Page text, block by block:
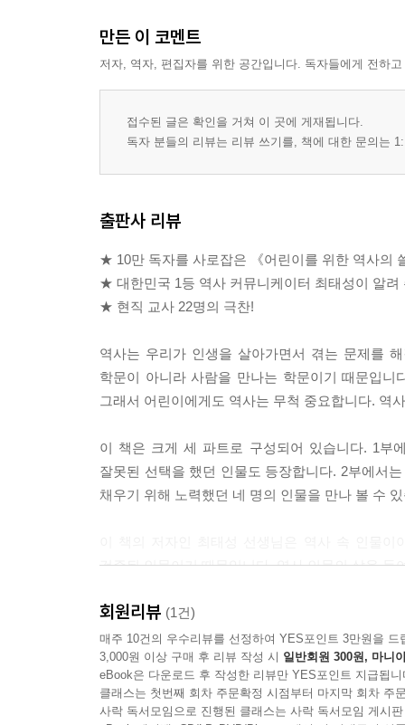
만든 이 코멘트
저자, 역자, 편집자를 위한 공간입니다. 독자들에게 전하
접수된 글은 확인을 거쳐 이 곳에 게재됩니다.
독자 분들의 리뷰는 리뷰 쓰기를, 책에 대한 문의는
출판사 리뷰
★ 10만 독자를 사로잡은 《어린이를 위한 역사의
★ 대한민국 1등 역사 커뮤니케이터 최태성이 알려
★ 현직 교사 22명의 극찬!
역사는 우리가 인생을 살아가면서 겪는 문제를
학문이 아니라 사람을 만나는 학문이기 때문입
그래서 어린이에게도 역사는 무척 중요합니다. 역
이 책은 크게 세 파트로 구성되어 있습니다. 1부
잘못된 선택을 했던 인물도 등장합니다. 2부에서
채우기 위해 노력했던 네 명의 인물을 만나 볼 수
검증된 인물이기 때문입니다. 역사 인물의 삶을
미래를 살아갈 어린이들에게 역사는 정말 중
때문입니다. 이 책은 어린이들이 역사 속 사람들
지금까지보다 더 깊이 있게, 더 재미있게 역사의 ‘
외우는 역사에서 사람을 만나는 역사로
회원리뷰 (1건)
매주 10건의 우수리뷰를 선정하여 YES포인트 3만원을 드
3,000원 이상 구매 후 리뷰 작성 시 일반회원 300원, 마니
eBook은 다운로드 후 작성한 리뷰만 YES포인트 지급됩니
클래스는 첫번째 회차 주문확정 시점부터 마지막 회차 주
사락 독서모임으로 진행된 클래스는 사락 독서모임 게시